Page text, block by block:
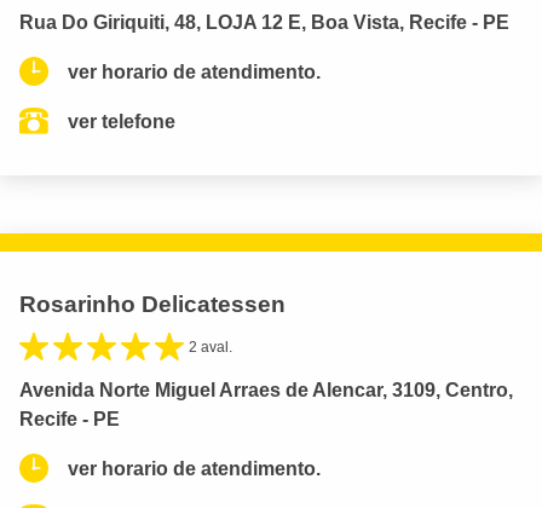
Rua Do Giriquiti, 48, LOJA 12 E, Boa Vista, Recife - PE
ver horario de atendimento.
ver telefone
Rosarinho Delicatessen
2 aval.
Avenida Norte Miguel Arraes de Alencar, 3109, Centro,
Recife - PE
ver horario de atendimento.